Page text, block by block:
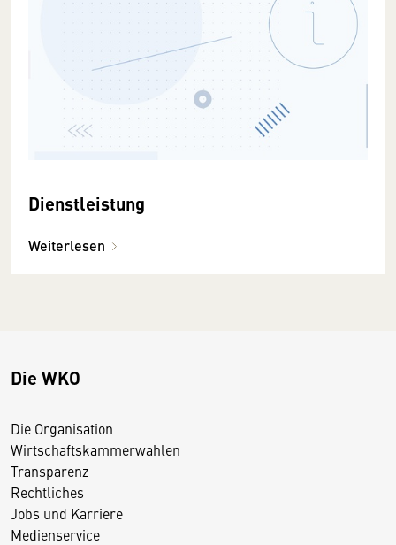
Dienstleistung
Weiterlesen
Die WKO
Die Organisation
Wirtschaftskammerwahlen
Transparenz
Rechtliches
Jobs und Karriere
Medienservice